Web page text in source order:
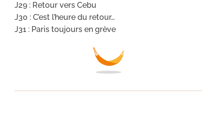
J29 : Retour vers Cebu
J30 : C’est l’heure du retour…
J31 : Paris toujours en grève